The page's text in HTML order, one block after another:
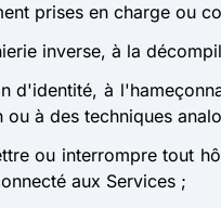
prises en charge ou
inverse, à la
d'identité, à
à des techniques
ou interrompre tout
aux Services ;